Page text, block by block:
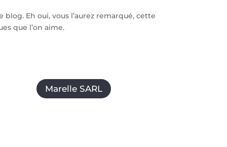
Eh oui, vous l’aurez remarqué, cette
que l’on aime.
Marelle SARL